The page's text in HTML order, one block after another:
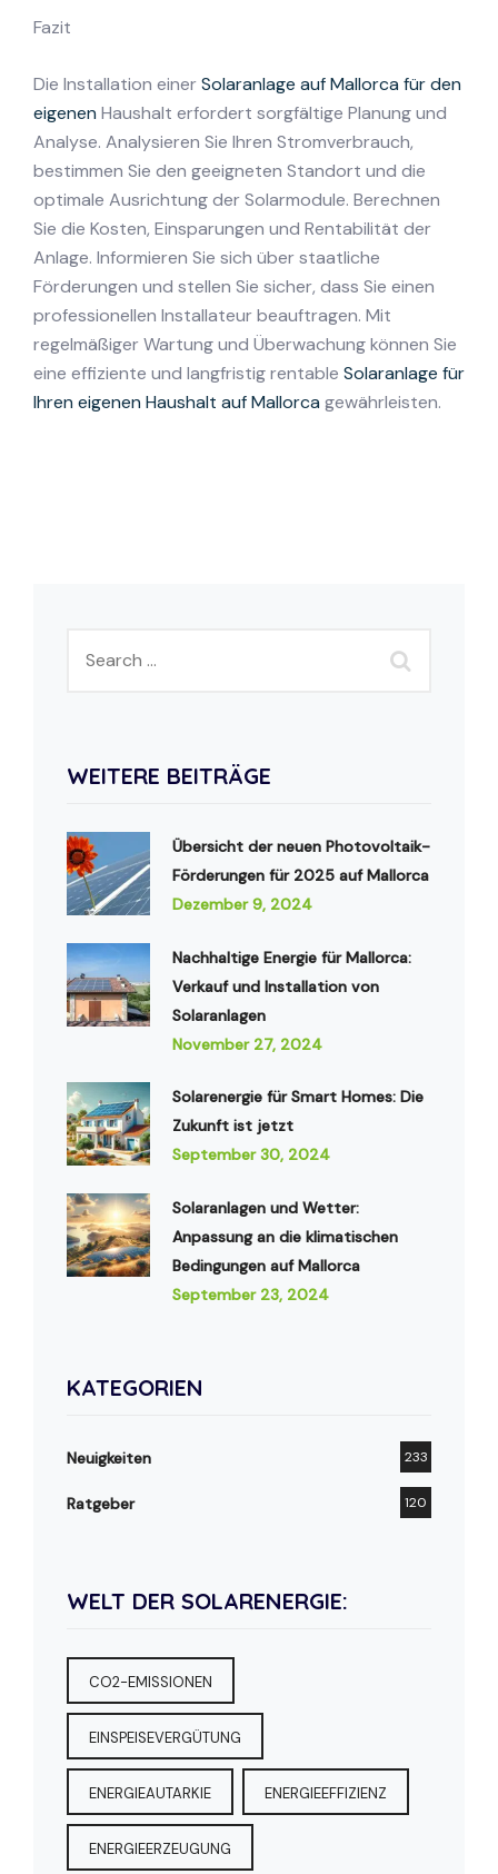
Fazit
Die Installation einerSolaranlage auf Mallorca für den
eigenen Haushalt erfordert sorgfältige Planung und
Analyse. Analysieren Sie Ihren Stromverbrauch,
bestimmen Sie den geeigneten Standort und die
optimale Ausrichtung der Solarmodule. Berechnen
Sie die Kosten, Einsparungen und Rentabilität der
Anlage. Informieren Sie sich über staatliche
Förderungen und stellen Sie sicher, dass Sie einen
professionellen Installateur beauftragen. Mit
regelmäßiger Wartung und Überwachung können Sie
eine effiziente und langfristig rentable Solaranlage für
Ihren eigenen Haushalt auf Mallorca gewährleisten.
WEITERE BEITRÄGE
Übersicht der neuen Photovoltaik-
Förderungen für 2025 auf Mallorca
Dezember 9, 2024
Nachhaltige Energie für Mallorca:
Verkauf und Installation von
Solaranlagen
November 27, 2024
Solarenergie für Smart Homes: Die
Zukunft ist jetzt
September 30, 2024
Solaranlagen und Wetter:
Anpassung an die klimatischen
Bedingungen auf Mallorca
September 23, 2024
KATEGORIEN
Neuigkeiten 233
Ratgeber 120
WELT DER SOLARENERGIE:
CO2-EMISSIONEN
EINSPEISEVERGÜTUNG
ENERGIEAUTARKIE ENERGIEEFFIZIENZ
ENERGIEERZEUGUNG